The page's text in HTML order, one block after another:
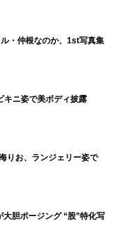
隆コメントはこ
・仲根なのか、1st写真集
ニ姿で美ボディ披露
りお、ランジェリー姿で
胆ポージング “股”特化写